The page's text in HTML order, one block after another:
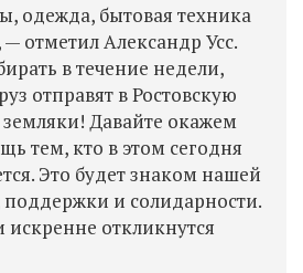
одежда, бытовая техника
отметил Александр Усс.
в течение недели,
отправят в Ростовскую
земляки! Давайте окажем
тем, кто в этом сегодня
Это будет знаком нашей
поддержки и солидарности.
искренне откликнутся